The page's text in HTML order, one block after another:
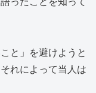
と」を避けようと
れによって当人は